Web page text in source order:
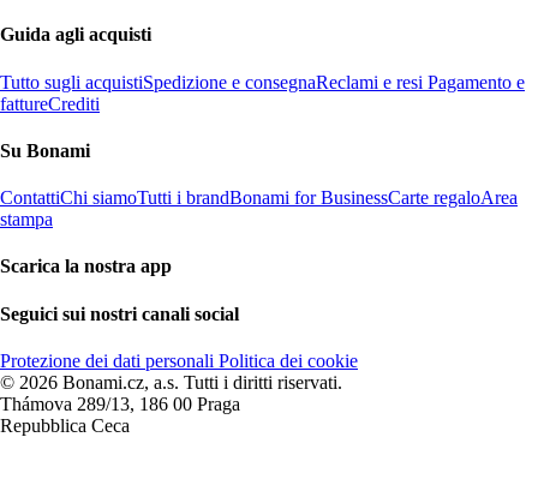
Guida agli acquisti
Tutto sugli acquistiSpedizione e consegnaReclami e resi Pagamento e
fattureCrediti
Su Bonami
ContattiChi siamoTutti i brandBonami for BusinessCarte regaloArea
stampa
Scarica la nostra app
Seguici sui nostri canali social
Protezione dei dati personali Politica dei cookie
© 2026 Bonami.cz, a.s. Tutti i diritti riservati.
Thámova 289/13, 186 00 Praga
Repubblica Ceca